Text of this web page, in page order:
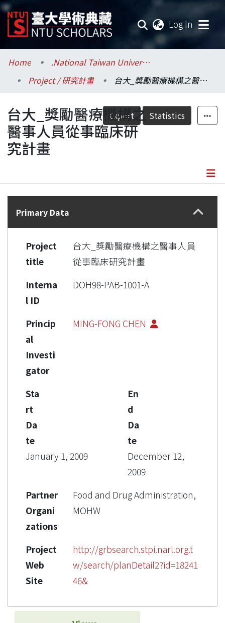
Log In
Communities & Collections
Research Outputs
Fundings & Projects
Researchers
Statistics
Home
.National Taiwan University / 國立臺灣大學
Project / 研究計畫
台大_獎勵醫療機構之醫事人員從事臨床研究計畫
Export Statistics
台大_獎勵醫療機構之
醫事人員從事臨床研
究計畫
Details
Primary Data
Project
title
台大_獎勵醫療機構之醫事人員
從事臨床研究計畫
Interna
l ID
DOH98-PAB-1001-A
Princip
al
Investi
gator
MING-FONG CHEN
Sta
rt
Da
te
January 1, 2009
En
d
Da
te
December 12,
2009
Partner
Organi
zations
Food and Drug Administration,
MOHW
Project
Web
Site
http://grbsearch.stpi.narl.org.t
w/search/planDetail2?id=18241
46&